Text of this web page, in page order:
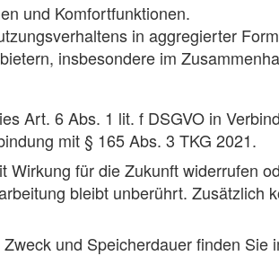
und Komfortfunktionen.
in aggregierter
insbesondere im
Art. 6 Abs. 1 lit. f DSGVO in
mit § 165 Abs. 3 TKG 2021.
für die Zukunft widerrufen
bleibt unberührt.
und Speicherdauer finden